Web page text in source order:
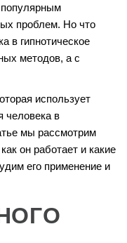
популярным
проблем. Но что
в гипнотическое
методов, а с
использует
человека в
мы рассмотрим
он работает и какие
его применение и